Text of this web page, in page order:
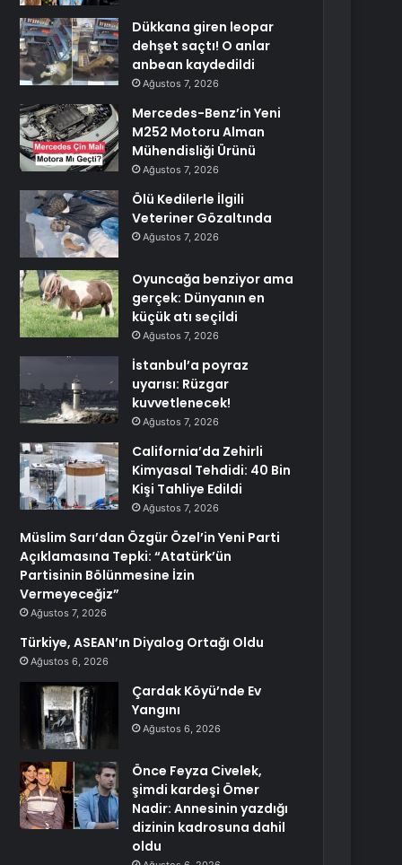
Dükkana giren leopar
dehşet saçtı! O anlar
anbean kaydedildi
Ağustos 7, 2026
Mercedes-Benz’in Yeni
M252 Motoru Alman
Mühendisliği Ürünü
Ağustos 7, 2026
Ölü Kedilerle İlgili
Veteriner Gözaltında
Ağustos 7, 2026
Oyuncağa benziyor ama
gerçek: Dünyanın en
küçük atı seçildi
Ağustos 7, 2026
İstanbul’a poyraz
uyarısı: Rüzgar
kuvvetlenecek!
Ağustos 7, 2026
California’da Zehirli
Kimyasal Tehdidi: 40 Bin
Kişi Tahliye Edildi
Ağustos 7, 2026
Müslim Sarı’dan Özgür Özel’in Yeni Parti
Açıklamasına Tepki: “Atatürk’ün
Partisinin Bölünmesine İzin
Vermeyeceğiz”
Ağustos 7, 2026
Türkiye, ASEAN’ın Diyalog Ortağı Oldu
Ağustos 6, 2026
Çardak Köyü’nde Ev
Yangını
Ağustos 6, 2026
Önce Feyza Civelek,
şimdi kardeşi Ömer
Nadir: Annesinin yazdığı
dizinin kadrosuna dahil
oldu